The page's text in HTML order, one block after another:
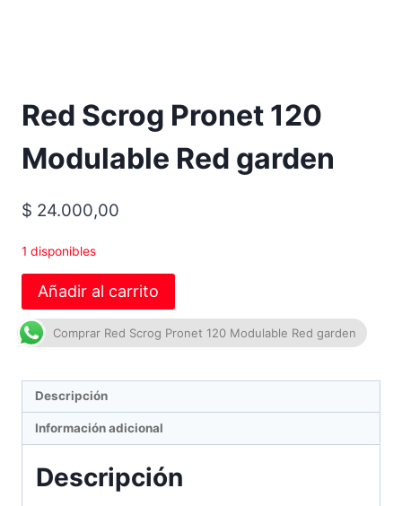
Red Scrog Pronet 120
Modulable Red garden
$ 24.000,00
1 disponibles
Añadir al carrito
Comprar Red Scrog Pronet 120 Modulable Red garden
Descripción
Información adicional
Descripción